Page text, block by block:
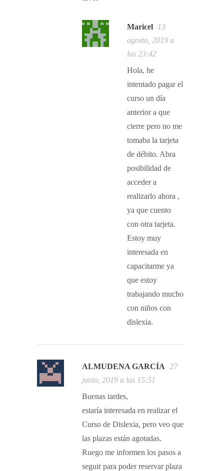
Maricel
13
agosto, 2019 a
las 23:42
Hola, he
intentado pagar el
curso un día
anterior a que
cierre pero no me
tomaba la tarjeta
de débito. Abra
posibilidad de
acceder a
realizarlo ahora ,
ya que cuento
con otra tarjeta.
Estoy muy
interesada en
capacitarme ya
que estoy
trabajando mucho
con niños con
dislexia.
ALMUDENA GARCÍA 27
junio, 2019 a las 15:51
Buenas tardes,
estaría interesada en realizar el
Curso de Dislexia, pero veo que
las plazas están agotadas.
Ruego me informen los pasos a
seguir para poder reservar plaza